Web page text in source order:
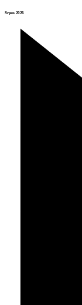
Srpen 2026